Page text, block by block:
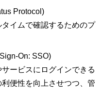
Protocol)
イムで確認するためのプ
On: SSO)
ービスにログインできる
便性を向上させつつ、管